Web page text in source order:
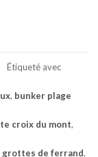
Étiqueté avec
, bunker plage
croix du mont,
de ferrand,